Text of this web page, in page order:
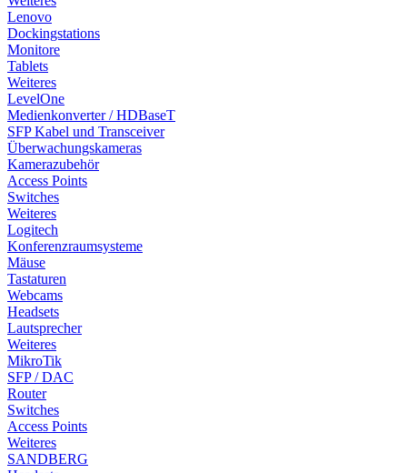
Lenovo
Dockingstations
Monitore
Tablets
Weiteres
LevelOne
Medienkonverter / HDBaseT
SFP Kabel und Transceiver
Überwachungskameras
Kamerazubehör
Access Points
Switches
Weiteres
Logitech
Konferenzraumsysteme
Mäuse
Tastaturen
Webcams
Headsets
Lautsprecher
Weiteres
MikroTik
SFP / DAC
Router
Switches
Access Points
Weiteres
SANDBERG